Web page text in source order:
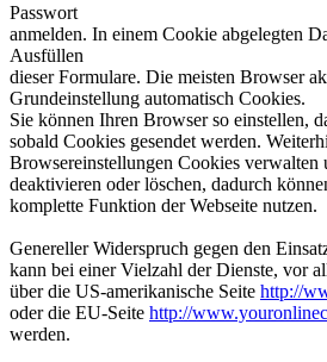
Passwort
anmelden. In einem Cookie abgelegten
Ausfüllen
dieser Formulare. Die meisten Browser
Grundeinstellung automatisch Cookies.
Sie können Ihren Browser so einstellen,
sobald Cookies gesendet werden.
Browsereinstellungen Cookies verwalten
deaktivieren oder löschen, dadurch
komplette Funktion der Webseite nutzen.
Genereller Widerspruch gegen den
kann bei einer Vielzahl der Dienste, vor
über die US-amerikanische Seite http://
oder die EU-Seite http://
werden.